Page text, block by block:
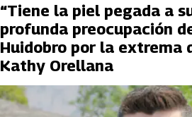
“Tiene la piel pegada a
profunda preocupación
Huidobro por la extrema
Kathy Orellana